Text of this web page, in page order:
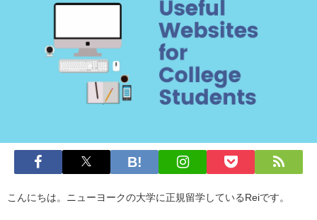
こんにちは。ニューヨークの大学に正規留学しているReiです。